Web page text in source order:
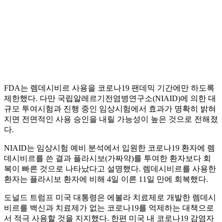
FDA는 렘데시비르 사용을 코로나19 팬데믹 기간에만 하도록
제한했다. 다만 국립알레르기전염병연구소(NIAID)에 의한 대
규모 투여시험과 진행 중인 임상시험에서 효과가 명확히 밝혀
지면 전면적인 사용 승인을 내릴 가능성이 높은 것으로 전해졌
다.
NIAID는 임상시험 예비 분석에서 입원한 코로나19 환자에 렘
데시비르를 쓴 결과 플라시보(가짜약)를 투여한 환자보다 회
복이 빠른 것으로 나타났다고 설명했다. 렘데시비르를 사용한
환자는 플라시보 환자에 비해 4일 이른 11일 만에 회복했다.
도널드 트럼프 미국 대통령은 에볼라 치료제로 개발한 렘데시
비르를 백신과 치료제가 없는 코로나19를 억제하는 대책으로
서 적극 사용할 것을 지지했다. 한편 미국 내 코로나19 감염자